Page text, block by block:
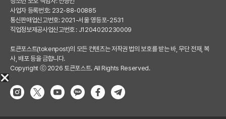
사업자 등록번호: 232-88-00885
통신판매업신고번호: 2021-서울 영등포-2531
직업정보제공사업신고번호 : J1204020230009
토큰포스트(tokenpost)의 모든 컨텐츠는 저작권 법의 보호를 받는 바, 무단 전재, 복
사, 배포 등을 금합니다.
Copyright ⓒ 2026 토큰포스트. All Rights Reserved.